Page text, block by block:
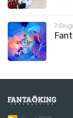
7